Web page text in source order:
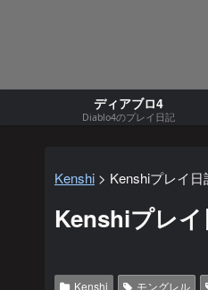
ディアブロ4
Diablo4のプレイ日記
Kenshi > Kenshiプレイ
Kenshiプレイ
Kenshi モングレル